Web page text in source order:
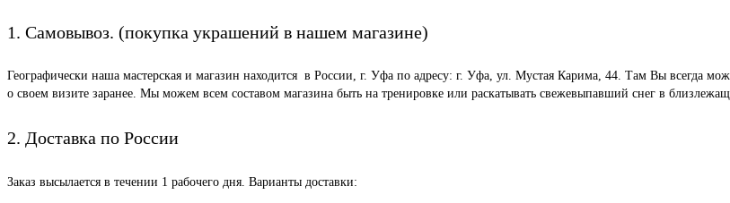
1. Самовывоз. (покупка украшений в нашем магазине)
Географически наша мастерская и магазин находится в России, г. Уфа по адресу: г. Уфа, ул. Мустая Карима, 44. Там Вы всегда
о своем визите заранее. Мы можем всем составом магазина быть на тренировке или раскатывать свежевыпавший снег в
2. Доставка по России
Заказ высылается в течении 1 рабочего дня. Варианты доставки: